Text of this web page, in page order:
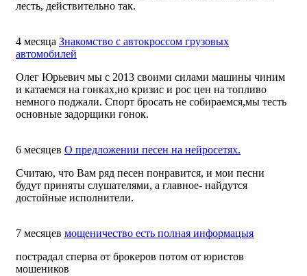
лесть, действительно так.
4 месяца Знакомство с автокроссом грузовых
автомобилей
Олег Юрьевич мы с 2013 своими силами машины чиним
и катаемся на гонках,но кризис и рос цен на топливо
немного поджали. Спорт бросать не собираемся,мы тесть
основные задорщики гонок.
6 месяцев О предложении песен на нейросетях.
Считаю, что Вам ряд песен понравится, и мои песни
будут приняты слушателями, а главное- найдутся
достойные исполнители.
7 месяцев мощеничество есть полная информацыя
пострадал сперва от брокеров потом от юристов
мошеников